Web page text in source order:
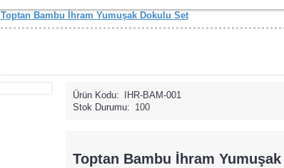
Toptan Bambu İhram Yumuşak Dokulu Set
Ürün Kodu:
IHR-BAM-001
Stok Durumu: 100
Toptan Bambu İhram